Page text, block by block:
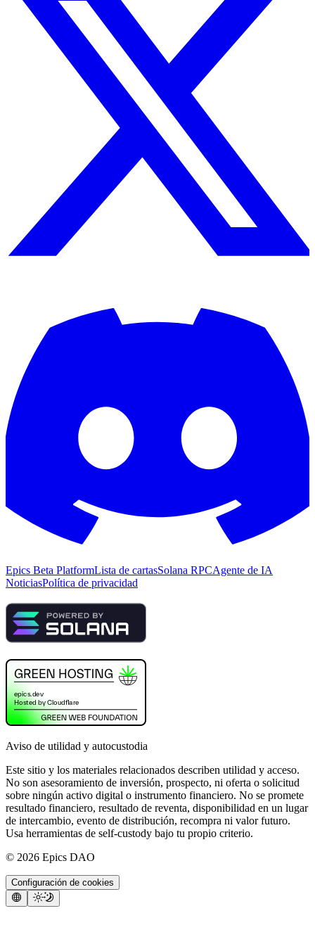
Epics Beta PlatformLista de cartasSolana RPCAgente de IA
NoticiasPolítica de privacidad
Aviso de utilidad y autocustodia
Este sitio y los materiales relacionados describen utilidad y acceso.
No son asesoramiento de inversión, prospecto, ni oferta o solicitud
sobre ningún activo digital o instrumento financiero. No se promete
resultado financiero, resultado de reventa, disponibilidad en un lugar
de intercambio, evento de distribución, recompra ni valor futuro.
Usa herramientas de self-custody bajo tu propio criterio.
© 2026 Epics DAO
Configuración de cookies